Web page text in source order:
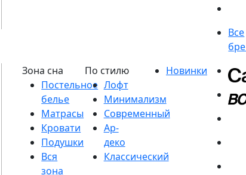
Постельное
белье
Матрасы
Кровати
Подушки